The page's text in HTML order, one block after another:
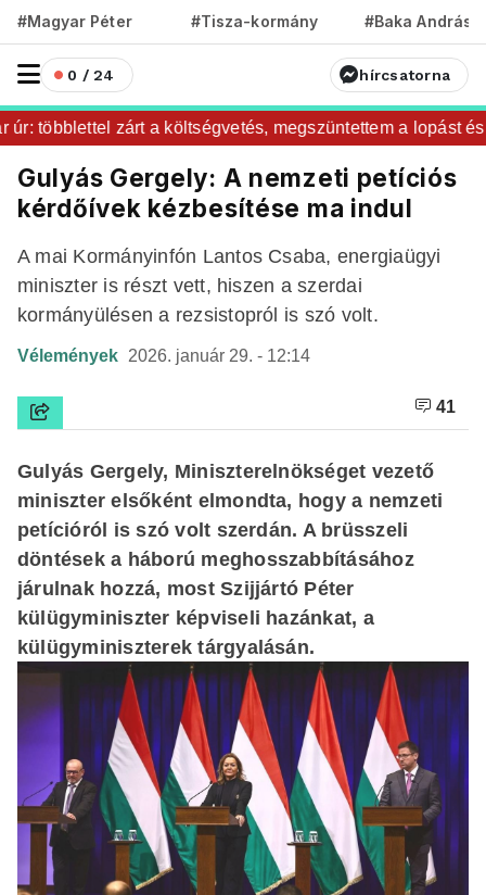
#Magyar Péter #Tisza-kormány #Baka András
0 / 24 hírcsatorna
többlettel zárt a költségvetés, megszüntettem a lopást és a
Gulyás Gergely: A nemzeti petíciós
kérdőívek kézbesítése ma indul
A mai Kormányinfón Lantos Csaba, energiaügyi
miniszter is részt vett, hiszen a szerdai
kormányülésen a rezsistopról is szó volt.
Vélemények 2026. január 29. - 12:14
41
Gulyás Gergely, Miniszterelnökséget vezető
miniszter elsőként elmondta, hogy a nemzeti
petícióról is szó volt szerdán. A brüsszeli
döntések a háború meghosszabbításához
járulnak hozzá, most Szijjártó Péter
külügyminiszter képviseli hazánkat, a
külügyminiszterek tárgyalásán.